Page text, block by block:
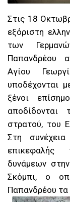
Στις 18
εξόριστη
των
Παπανδρέου
Αγίου
υποδέχονται
ξένοι
αποδίδονται
στρατού, του
Στη
επικεφαλής
δυνάμεων
Σκόμπι, ο
Παπανδρέου τα